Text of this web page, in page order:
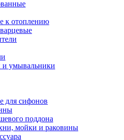
к отоплению
и умывальники
для сифонов
поддона
мойки и раковины